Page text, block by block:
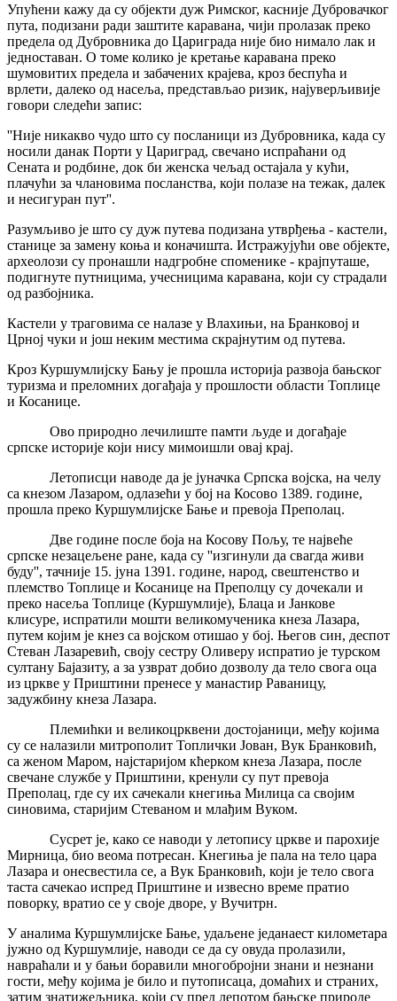
Упућени кажу да су објекти дуж Римског, касније Дубровачког
пута, подизани ради заштите каравана, чији пролазак преко
предела од Дубровника до Цариграда није био нимало лак и
једноставан. О томе колико је кретање каравана преко
шумовитих предела и забачених крајева, кроз беспућа и
врлети, далеко од насеља, представљао ризик, најуверљивије
говори следећи запис:
''Није никакво чудо што су посланици из Дубровника, када су
носили данак Порти у Цариград, свечано испраћани од
Сената и родбине, док би женска чељад остајала у кући,
плачући за члановима посланства, који полазе на тежак, далек
и несигуран пут''.
Разумљиво је што су дуж путева подизана утврђења - кастели,
станице за замену коња и коначишта. Истражујући ове објекте,
археолози су пронашли надгробне споменике - крајпуташе,
подигнуте путницима, учесницима каравана, који су страдали
од разбојника.
Кастели у траговима се налазе у Влахињи, на Бранковој и
Црној чуки и још неким местима скрајнутим од путева.
Кроз Куршумлијску Бању је прошла историја развоја бањског
туризма и преломних догађаја у прошлости области Топлице
и Косанице.
Ово природно лечилиште памти људе и догађаје
српске историје који нису мимоишли овај крај.
Летописци наводе да је јуначка Српска војска, на челу
са кнезом Лазаром, одлазећи у бој на Косово 1389. године,
прошла преко Куршумлијске Бање и превоја Преполац.
Две године после боја на Косову Пољу, те највеће
српске незацељене ране, када су ''изгинули да свагда живи
буду'', тачније 15. јуна 1391. године, народ, свештенство и
племство Топлице и Косанице на Преполцу су дочекали и
преко насеља Топлице (Куршумлије), Блаца и Јанкове
клисуре, испратили мошти великомученика кнеза Лазара,
путем којим је кнез са војском отишао у бој. Његов син, деспот
Стеван Лазаревић, своју сестру Оливеру испратио је турском
султану Бајазиту, а за узврат добио дозволу да тело свога оца
из цркве у Приштини пренесе у манастир Раваницу,
задужбину кнеза Лазара.
Племићки и великоцрквени достојаници, међу којима
су се налазили митрополит Топлички Јован, Вук Бранковић,
са женом Маром, најстаријом кћерком кнеза Лазара, после
свечане службе у Приштини, кренули су пут превоја
Преполац, где су их сачекали кнегиња Милица са својим
синовима, старијим Стеваном и млађим Вуком.
Сусрет је, како се наводи у летопису цркве и парохије
Мирница, био веома потресан. Кнегиња је пала на тело цара
Лазара и онесвестила се, а Вук Бранковић, који је тело свога
таста сачекао испред Приштине и извесно време пратио
поворку, вратио се у своје дворе, у Вучитрн.
У аналима Куршумлијске Бање, удаљене једанаест километара
јужно од Куршумлије, наводи се да су овуда пролазили,
навраћали и у бањи боравили многобројни знани и незнани
гости, међу којима је било и путописаца, домаћих и страних,
затим знатижељника, који су пред лепотом бањске природе